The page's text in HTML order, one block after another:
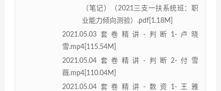
（笔记）（2021三支一扶系统班：职
业能力倾向测验）.pdf[1.18M]
2021.05.03套卷精讲-判断1-卢晓
雪.mp4[115.54M]
2021.05.04套卷精讲-判断2-付雪
薇.mp4[110.04M]
2021.05.04套卷精讲-数资1-王雅